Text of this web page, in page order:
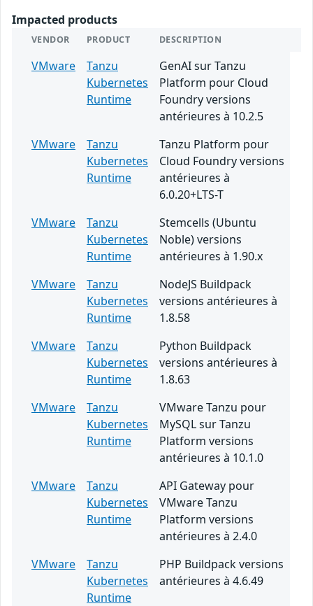
Impacted products
VENDOR PRODUCT DESCRIPTION
VMware
Tanzu
Kubernetes
Runtime
GenAI sur Tanzu
Platform pour Cloud
Foundry versions
antérieures à 10.2.5
VMware
Tanzu
Kubernetes
Runtime
Tanzu Platform pour
Cloud Foundry versions
antérieures à
6.0.20+LTS-T
VMware
Tanzu
Kubernetes
Runtime
Stemcells (Ubuntu
Noble) versions
antérieures à 1.90.x
VMware
Tanzu
Kubernetes
Runtime
NodeJS Buildpack
versions antérieures à
1.8.58
VMware
Tanzu
Kubernetes
Runtime
Python Buildpack
versions antérieures à
1.8.63
VMware
Tanzu
Kubernetes
Runtime
VMware Tanzu pour
MySQL sur Tanzu
Platform versions
antérieures à 10.1.0
VMware
Tanzu
Kubernetes
Runtime
API Gateway pour
VMware Tanzu
Platform versions
antérieures à 2.4.0
VMware
Tanzu
Kubernetes
Runtime
PHP Buildpack versions
antérieures à 4.6.49